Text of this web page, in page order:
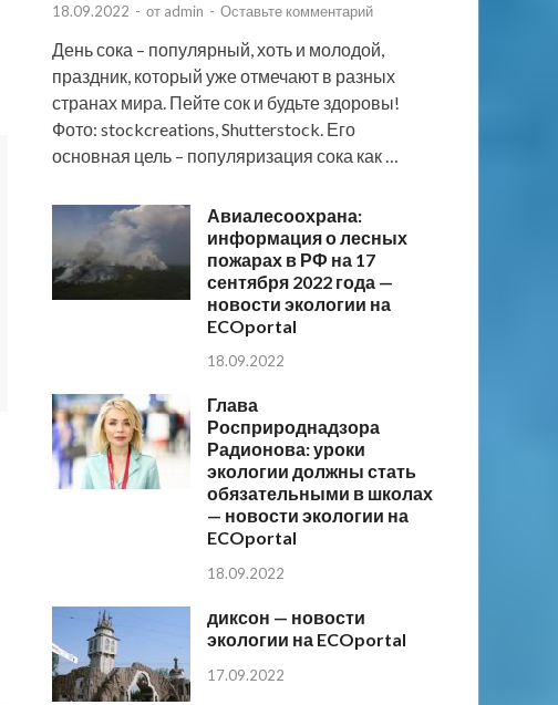
18.09.2022 - от admin - Оставьте комментарий
День сока – популярный, хоть и молодой,
праздник, который уже отмечают в разных
странах мира. Пейте сок и будьте здоровы!
Фото: stockcreations, Shutterstock. Его
основная цель – популяризация сока как …
Авиалесоохрана:
информация о лесных
пожарах в РФ на 17
сентября 2022 года —
новости экологии на
ECOportal
18.09.2022
Глава
Росприроднадзора
Радионова: уроки
экологии должны стать
обязательными в школах
— новости экологии на
ECOportal
18.09.2022
диксон — новости
экологии на ECOportal
17.09.2022